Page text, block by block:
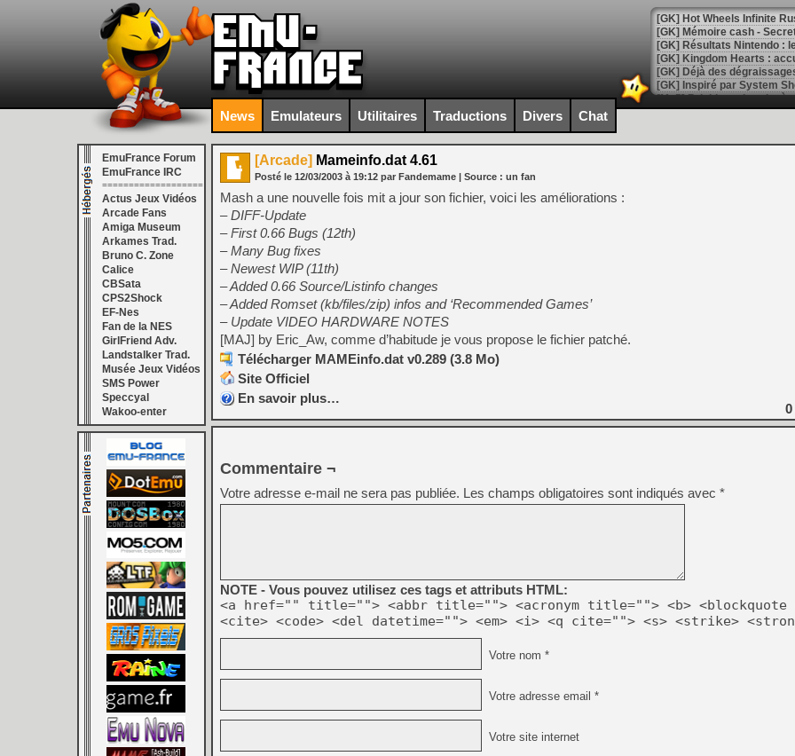
[GK] Hot Wheels Infinite
[GK] Mémoire cash -
[GK] Résultats Nintendo :
[GK] Déjà des
[Mo5] Brickboy cherche à
[GK] Minecraft et ses «
[GK] Beast of
[GK] Ubisoft : fin de partie
[GK] Mémoire cash -
[GK] Dan Houser (GTA)
[GK] Comment EA Sports
[GK] Crimson Moon : un
[GK] Isle of Reveries : le
[GK] Moonlighter 2 : The
[GK] Capcom relance
[Mo5] Deux inédits du
[GK] Le beat'em up The
[GK] Endless Legend 2 :
[LS] [PS5] Le WebKit
[GK] Oubliez Crazy Taxi,
[LS] [Switch] NSZ 5.0.0
[GK] No More Room in
[GK] Un chatbot Atelier
[GK] Mémoire cash -
[GK] Nvidia : le prix des
[GK] Suikoden Star Leap
[Mo5] La mini borne
[GK] Atari renoue avec les
[GK] Le studio de FIFA
[GK] La PlayStation 1 en
[GK] GTA 6 : Rockstar
News Emulateurs Utilitaires Traductions Divers Chat
EmuFrance Forum
EmuFrance IRC
===================
Actus Jeux Vidéos
Arcade Fans
Amiga Museum
Arkames Trad.
Bruno C. Zone
Calice
CBSata
CPS2Shock
EF-Nes
Fan de la NES
GirlFriend Adv.
Landstalker Trad.
Musée Jeux Vidéos
SMS Power
Speccyal
Wakoo-enter
[Arcade] Mameinfo.dat 4.61
Posté le 12/03/2003 à 19:12 par Fandemame | Source : un fan
Mash a une nouvelle fois mit a jour son fichier, voici les améliorations :
– DIFF-Update
– First 0.66 Bugs (12th)
– Many Bug fixes
– Newest WIP (11th)
– Added 0.66 Source/Listinfo changes
– Added Romset (kb/files/zip) infos and ‘Recommended Games’
– Update VIDEO HARDWARE NOTES
[MAJ] by Eric_Aw, comme d’habitude je vous propose le fichier patché.
Télécharger MAMEinfo.dat v0.289 (3.8 Mo)
Site Officiel
En savoir plus…
0
Commentaire ¬
Votre adresse e-mail ne sera pas publiée. Les champs obligatoires sont indiqués avec *
NOTE - Vous pouvez utilisez ces tags et attributs HTML:
<a href="" title=""> <abbr title=""> <acronym title=""> <b> <blockquote
<cite> <code> <del datetime=""> <em> <i> <q cite=""> <s> <strike>
Votre nom *
Votre adresse email *
Votre site internet